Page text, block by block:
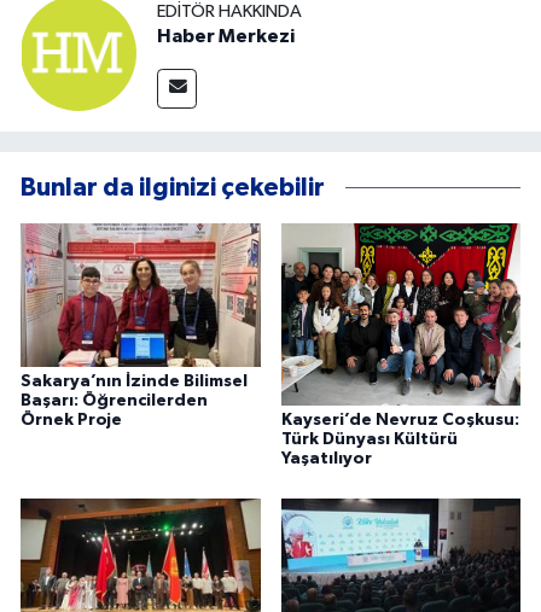
EDITÖR HAKKINDA
Haber Merkezi
Bunlar da ilginizi çekebilir
Sakarya’nın İzinde Bilimsel
Başarı: Öğrencilerden
Örnek Proje
Kayseri’de Nevruz Coşkusu:
Türk Dünyası Kültürü
Yaşatılıyor